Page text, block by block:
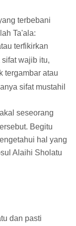
terbebani
Ta'ala:
terfikirkan
wajib itu,
tergambar atau
sifat mustahil
seseorang
Begitu
hal yang
Alaihi Sholatu
dan pasti